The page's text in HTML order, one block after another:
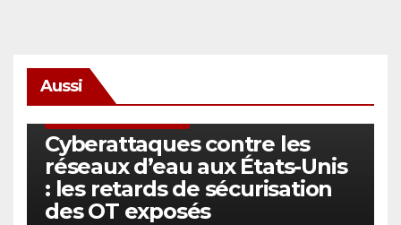
Aussi
Cyberattaques contre les
réseaux d’eau aux États-Unis
: les retards de sécurisation
des OT exposés